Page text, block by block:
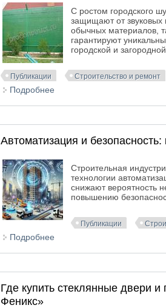
С ростом городского
защищают от звуковых
обычных материалов,
гарантируют
городской и
Публикации Строительство и ремонт
Подробнее
Автоматизация и
Строительная
технологии
снижают вероятность
повышению
Публикации
Подробнее
Где купить стеклянные двери
Феникс»